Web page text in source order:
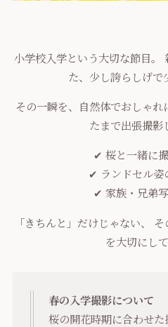
小学校入学という大切な節目。
た、少し誇らしげで
その一瞬を、自然体でおしゃ
たまで出張撮影
✔ 桜と一緒に
✔ ランドセル姿
✔ 家族・兄弟
「きちんと」だけじゃない、
を大切にして
春の入学撮影について
桜の開花時期に合わせ